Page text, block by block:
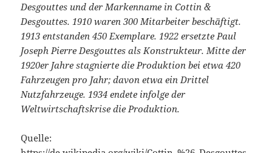
Desgouttes und der Markenname in Cottin &
Desgouttes. 1910 waren 300 Mitarbeiter beschäftigt.
1913 entstanden 450 Exemplare. 1922 ersetzte Paul
Joseph Pierre Desgouttes als Konstrukteur. Mitte der
1920er Jahre stagnierte die Produktion bei etwa 420
Fahrzeugen pro Jahr; davon etwa ein Drittel
Nutzfahrzeuge. 1934 endete infolge der
Weltwirtschaftskrise die Produktion.
Quelle: